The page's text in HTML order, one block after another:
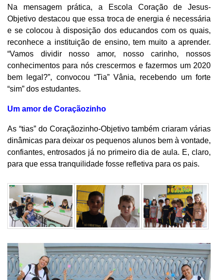
Na mensagem prática, a Escola Coração de Jesus-
Objetivo destacou que essa troca de energia é necessária
e se colocou à disposição dos educandos com os quais,
reconhece a instituição de ensino, tem muito a aprender.
“Vamos dividir nosso amor, nosso carinho, nossos
conhecimentos para nós crescermos e fazermos um 2020
bem legal?”, convocou “Tia” Vânia, recebendo um forte
“sim” dos estudantes.
Um amor de Coraçãozinho
As “tias” do Coraçãozinho-Objetivo também criaram várias
dinâmicas para deixar os pequenos alunos bem à vontade,
confiantes, entrosados já no primeiro dia de aula. E, claro,
para que essa tranquilidade fosse refletiva para os pais.